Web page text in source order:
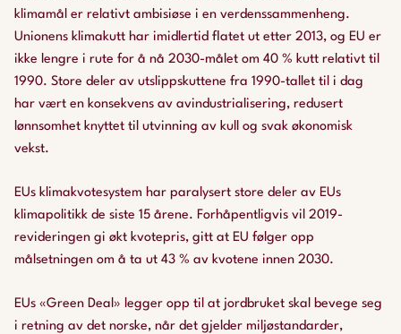
klimamål er relativt ambisiøse i en verdenssammenheng.
Unionens klimakutt har imidlertid flatet ut etter 2013, og EU er
ikke lengre i rute for å nå 2030-målet om 40 % kutt relativt til
1990. Store deler av utslippskuttene fra 1990-tallet til i dag
har vært en konsekvens av avindustrialisering, redusert
lønnsomhet knyttet til utvinning av kull og svak økonomisk
vekst.
EUs klimakvotesystem har paralysert store deler av EUs
klimapolitikk de siste 15 årene. Forhåpentligvis vil 2019-
revideringen gi økt kvotepris, gitt at EU følger opp
målsetningen om å ta ut 43 % av kvotene innen 2030.
EUs «Green Deal» legger opp til at jordbruket skal bevege seg
i retning av det norske, når det gjelder miljøstandarder,